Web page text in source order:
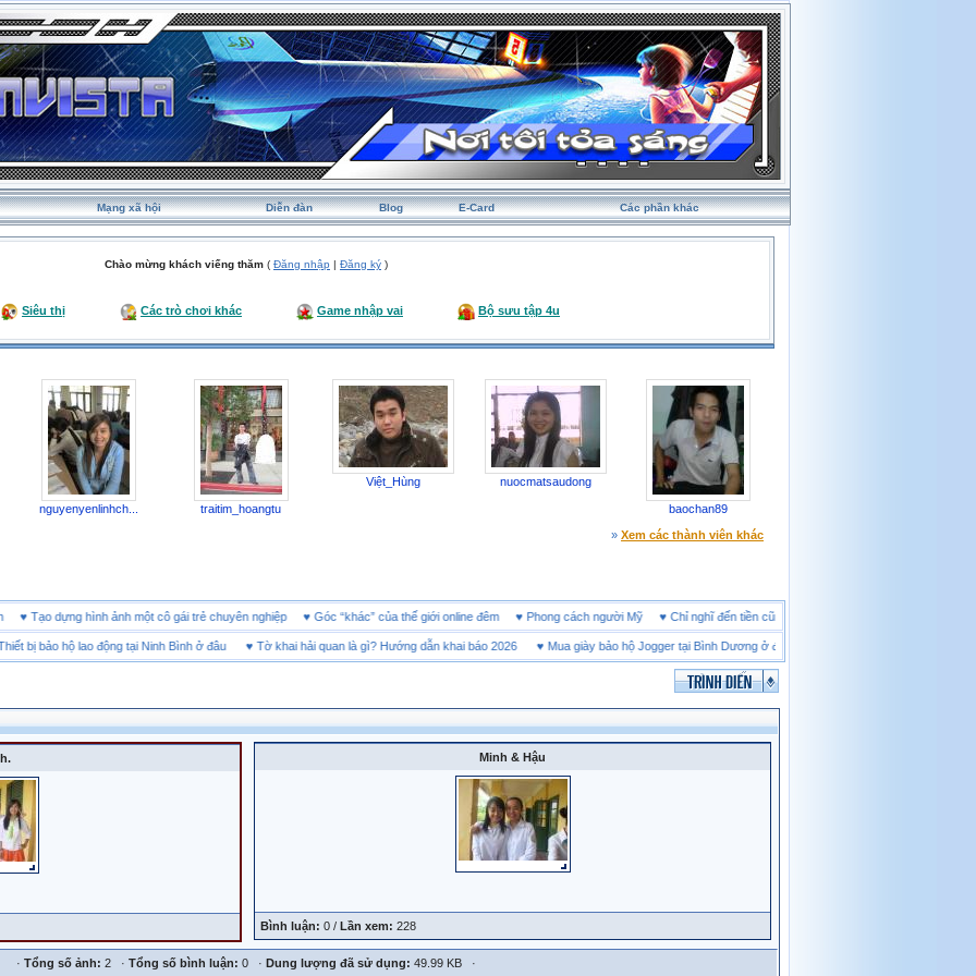
Mạng xã hội Diễn đàn Blog E-Card Các phần khác
Chào mừng khách viếng thăm ( Đăng nhập | Đăng ký )
Siêu thị Các trò chơi khác Game nhập vai Bộ sưu tập 4u
nguyenyenlinhch...
traitim_hoangtu
Việt_Hùng nuocmatsaudong
baochan89
» Xem các thành viên khác
♥Tạo dựng hình ảnh một cô gái trẻ chuyên nghiệp♥Góc “khác” của thế giới online đêm♥Phong cách người Mỹ♥Chỉ nghĩ đến tiền cũng làm người ta ích kỷ
bị bảo hộ lao động tại Ninh Bình ở đâu♥ Tờ khai hải quan là gì? Hướng dẫn khai báo 2026♥ Mua giày bảo hộ Jogger tại Bình Dương ở đâu tốt
Minh & Hậu
Bình luận: 0 / Lần xem: 228
· Tổng số ảnh: 2 · Tổng số bình luận: 0 · Dung lượng đã sử dụng: 49.99 KB ·